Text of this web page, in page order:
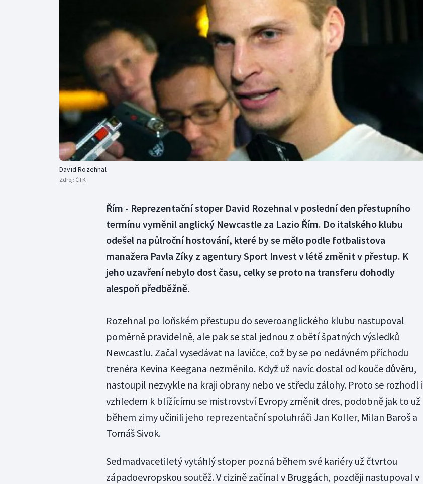
Florbal
Futsal
Gymnastika
Moderní pětiboj
Motorsport
Olympijské hry
Parasport
Plavání
Plážový volejbal
David Rozehnal
Zdroj: ČTK
Řím - Reprezentační stoper David Rozehnal v poslední den přestupního
termínu vyměnil anglický Newcastle za Lazio Řím. Do italského klubu
odešel na půlroční hostování, které by se mělo podle fotbalistova
manažera Pavla Zíky z agentury Sport Invest v létě změnit v přestup. K
jeho uzavření nebylo dost času, celky se proto na transferu dohodly
alespoň předběžně.
Rozehnal po loňském přestupu do severoanglického klubu nastupoval
poměrně pravidelně, ale pak se stal jednou z obětí špatných výsledků
Newcastlu. Začal vysedávat na lavičce, což by se po nedávném příchodu
trenéra Kevina Keegana nezměnilo. Když už navíc dostal od kouče důvěru,
nastoupil nezvykle na kraji obrany nebo ve středu zálohy. Proto se rozhodl i
vzhledem k blížícímu se mistrovství Evropy změnit dres, podobně jak to už
během zimy učinili jeho reprezentační spoluhráči Jan Koller, Milan Baroš a
Tomáš Sivok.
Sedmadvacetiletý vytáhlý stoper pozná během své kariéry už čtvrtou
západoevropskou soutěž. V cizině začínal v Bruggách, později nastupoval v